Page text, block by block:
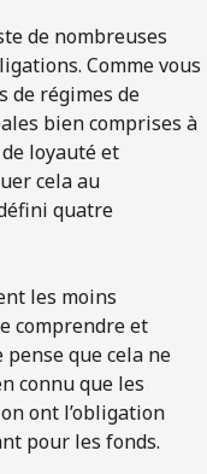
de nombreuses
Comme vous
de régimes de
bien comprises à
loyauté et
cela au
quatre
les moins
comprendre et
pense que cela ne
connu que les
ont l’obligation
pour les fonds.